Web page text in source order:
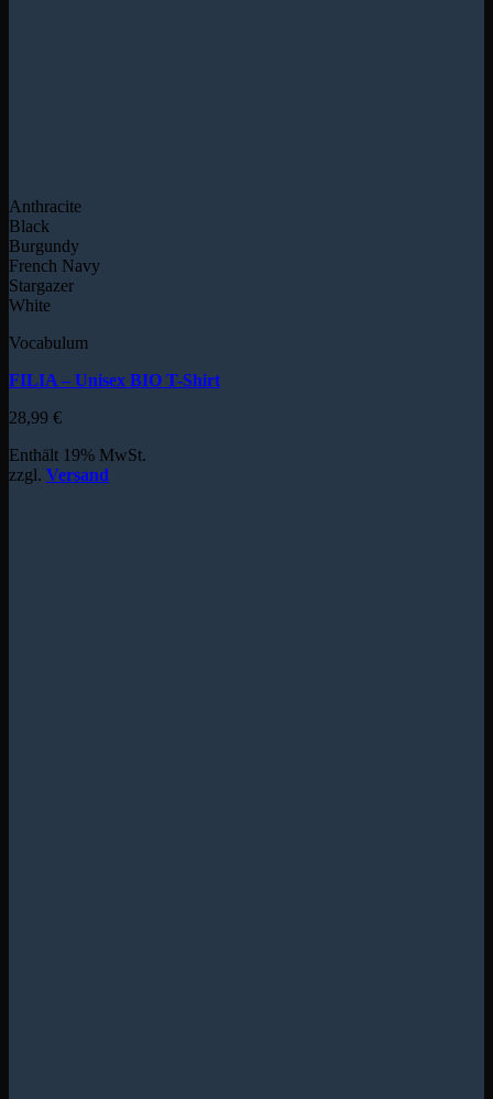
Anthracite
Black
Burgundy
French Navy
Stargazer
White
Vocabulum
FILIA – Unisex BIO T-Shirt
28,99 €
Enthält 19% MwSt.
zzgl. Versand